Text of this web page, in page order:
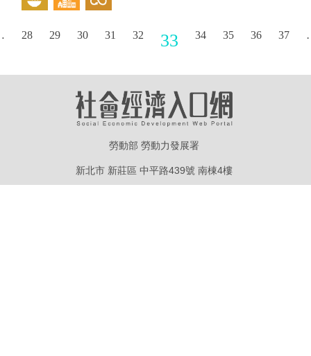
28 29 30 31 32 33 34 35 36 37
勞動部 勞動力發展署
新北市 新莊區 中平路439號 南棟4樓